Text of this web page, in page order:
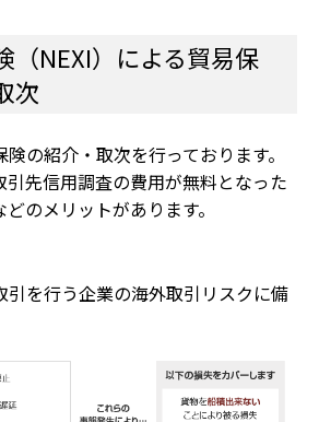
（NEXI）による貿易保
次
の紹介・取次を行っております。
引先信用調査の費用が無料となった
のメリットがあります。
引を行う企業の海外取引リスクに備